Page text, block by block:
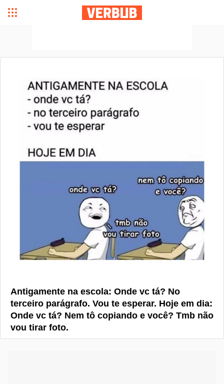
Antigamente na escola: Onde vc tá? No
terceiro parágrafo. Vou te esperar. Hoje em dia:
Onde vc tá? Nem tô copiando e você? Tmb não
vou tirar foto.